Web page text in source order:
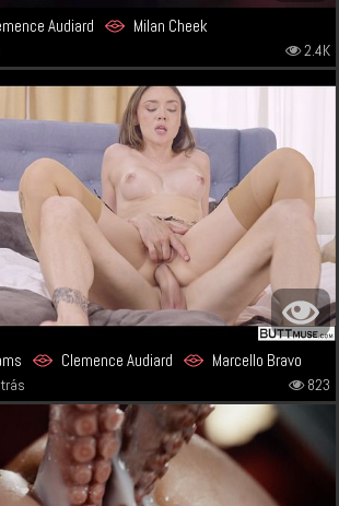
Audiard Milan Cheek
2.4K
Clemence Audiard Marcello Bravo
823